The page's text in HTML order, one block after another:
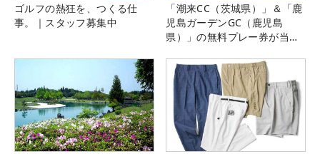
ゴルフの熱狂を、つくる仕
事。｜スタッフ募集中
「潮来CC（茨城県）」＆「鹿
児島ガーデンGC（鹿児島
県）」の無料プレー券が当た